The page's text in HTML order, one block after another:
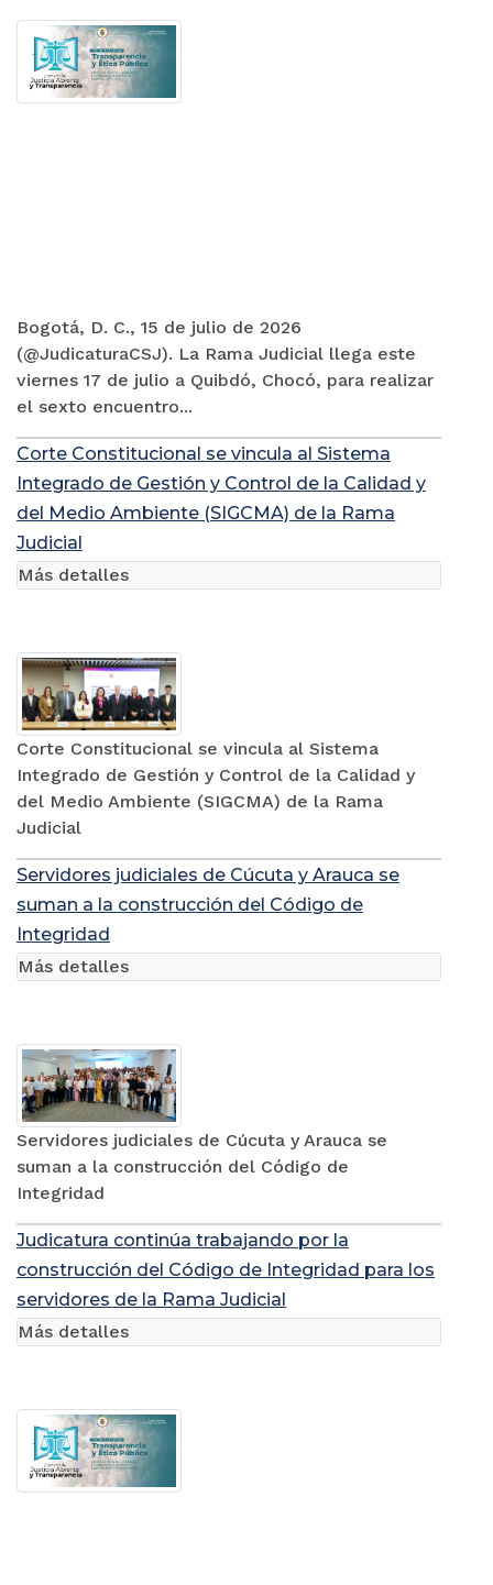
Bogotá, D. C., 15 de julio de 2026
(@JudicaturaCSJ). La Rama Judicial llega este
viernes 17 de julio a Quibdó, Chocó, para realizar
el sexto encuentro...
Corte Constitucional se vincula al Sistema
Integrado de Gestión y Control de la Calidad y
del Medio Ambiente (SIGCMA) de la Rama
Judicial
Corte Constitucional se vincula al Sistema
Integrado de Gestión y Control de la Calidad y
del Medio Ambiente (SIGCMA) de la Rama
Judicial
Más detalles
Servidores judiciales de Cúcuta y Arauca se
suman a la construcción del Código de
Integridad
Servidores judiciales de Cúcuta y Arauca se
suman a la construcción del Código de
Integridad
Más detalles
Judicatura continúa trabajando por la
construcción del Código de Integridad para los
servidores de la Rama Judicial
Más detalles